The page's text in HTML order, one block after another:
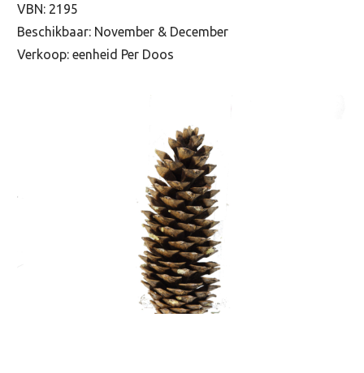
VBN: 2195
Beschikbaar: November & December
Verkoop: eenheid Per Doos